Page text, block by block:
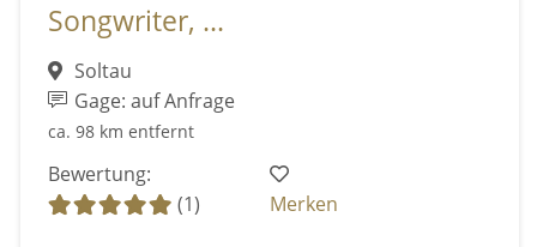
Songwriter, ...
Soltau
Gage: auf Anfrage
ca. 98 km entfernt
Bewertung:
(1)
Merken